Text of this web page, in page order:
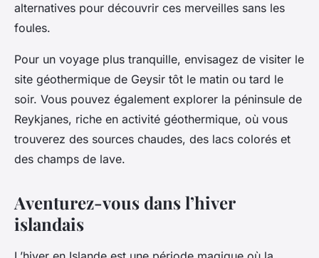
alternatives pour découvrir ces merveilles sans les
foules.
Pour un voyage plus tranquille, envisagez de visiter le
site géothermique de Geysir tôt le matin ou tard le
soir. Vous pouvez également explorer la péninsule de
Reykjanes, riche en activité géothermique, où vous
trouverez des sources chaudes, des lacs colorés et
des champs de lave.
Aventurez-vous dans l’hiver
islandais